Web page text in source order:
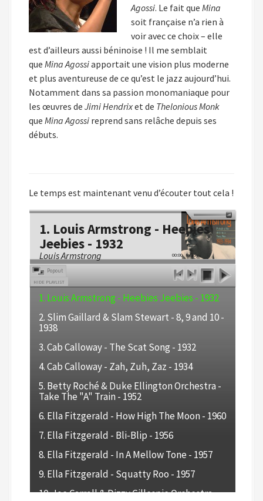
Agossi. Le fait que Mina
soit française n’a rien à
voir avec ce choix – elle
est d’ailleurs aussi béninoise ! Il me semblait
que Mina Agossiapportait une vision plus moderne
et plus aventureuse de ce qu’est le jazz aujourd’hui.
Notamment dans sa passion monomaniaque pour
les œuvres de Jimi Hendrixet de Thelonious Monk
que Mina Agossi reprend sans relâche depuis ses
débuts.
Le temps est maintenant venu d’écouter tout cela !
1. Louis Armstrong - Heebies
Jeebies - 1932
Louis Armstrong 00:00 Ready
HIDE PLAYLIST
Popout
1. Louis Armstrong - Heebies Jeebies - 1932
2. Slim Gaillard & Slam Stewart - 8, 9 and 10 -
1938
3. Cab Calloway - The Scat Song - 1932
4. Cab Calloway - Zah, Zuh, Zaz - 1934
5. Betty Roché & Duke Ellington Orchestra -
Take The "A" Train - 1952
6. Ella Fitzgerald - How High The Moon - 1960
7. Ella Fitzgerald - Bli-Blip - 1956
8. Ella Fitzgerald - In A Mellow Tone - 1957
9. Ella Fitzgerald - Squatty Roo - 1957
10. Joe Carroll & Dizzy Gillespie Orchestra -